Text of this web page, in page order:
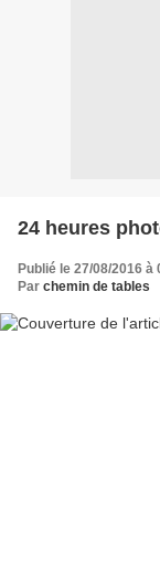
24 heures
Publié le 27/08/2016 à
Par chemin de tables